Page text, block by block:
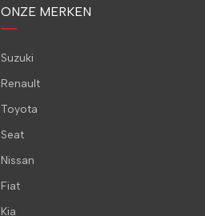
ONZE MERKEN
Suzuki
Renault
Toyota
Seat
Nissan
Fiat
Kia